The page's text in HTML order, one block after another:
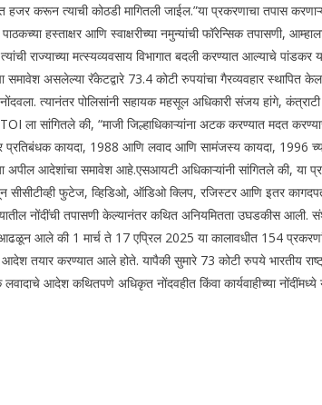
हजर करून त्याची कोठडी मागितली जाईल.”या प्रकरणाचा तपास
हस्ताक्षर आणि स्वाक्षरीच्या नमुन्यांची फॉरेन्सिक तपासणी,
राज्याच्या मत्स्यव्यवसाय विभागात बदली करण्यात आल्याचे पांडकर
समावेश असलेल्या रॅकेटद्वारे 73.4 कोटी रुपयांचा गैरव्यवहार स्थापित
त्यानंतर पोलिसांनी सहायक महसूल अधिकारी संजय हांगे,
ला सांगितले की, “माजी जिल्हाधिकाऱ्यांना अटक करण्यात मदत
प्रतिबंधक कायदा, 1988 आणि लवाद आणि सामंजस्य कायदा,
अपील आदेशांचा समावेश आहे.एसआयटी अधिकाऱ्यांनी सांगितले की, या
सीसीटीव्ही फुटेज, व्हिडिओ, ऑडिओ क्लिप, रजिस्टर आणि इतर
नोंदींची तपासणी केल्यानंतर कथित अनियमितता उघडकीस आली.
आले की 1 मार्च ते 17 एप्रिल 2025 या कालावधीत 154
तयार करण्यात आले होते. यापैकी सुमारे 73 कोटी रुपये भारतीय
आदेश कथितपणे अधिकृत नोंदवहीत किंवा कार्यवाहीच्या नोंदींमध्ये